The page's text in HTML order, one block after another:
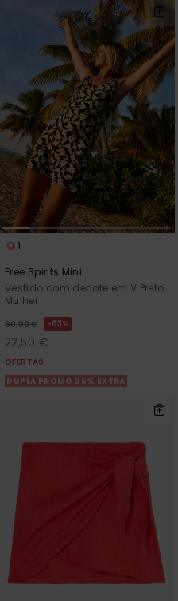
1
Free Spirits Mini
Vestido com decote em V Preto
Mulher
60,00 € 63%
22,50 €
OFERTAS
DUPLA PROMO 25% EXTRA